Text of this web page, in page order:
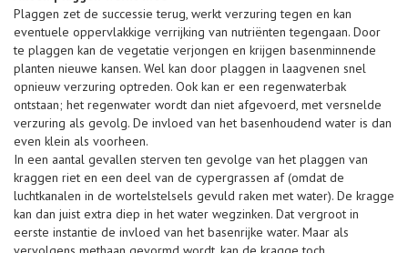
Plaggen zet de successie terug, werkt verzuring tegen en kan
eventuele oppervlakkige verrijking van nutriënten tegengaan. Door
te plaggen kan de vegetatie verjongen en krijgen basenminnende
planten nieuwe kansen. Wel kan door plaggen in laagvenen snel
opnieuw verzuring optreden. Ook kan er een regenwaterbak
ontstaan; het regenwater wordt dan niet afgevoerd, met versnelde
verzuring als gevolg. De invloed van het basenhoudend water is dan
even klein als voorheen.
In een aantal gevallen sterven ten gevolge van het plaggen van
kraggen riet en een deel van de cypergrassen af (omdat de
luchtkanalen in de wortelstelsels gevuld raken met water). De kragge
kan dan juist extra diep in het water wegzinken. Dat vergroot in
eerste instantie de invloed van het basenrijke water. Maar als